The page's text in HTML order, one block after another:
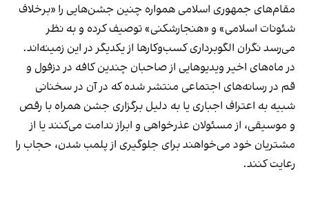
مقام‌های جمهوری اسلامی همواره چنین جشن‌هایی را «برخلاف
شئونات اسلامی» و «هنجارشکنی» توصیف کرده و به نظر
می‌رسد نگران الگوبرداری کسب‌وکارها از یکدیگر در این زمینه‌اند.
در ماه‌های اخیر ویدیوهایی از صاحبان چندین کافه در دزفول و
قم در رسانه‌های اجتماعی منتشر شده که در آن در سخنانی
شبیه به اعتراف اجباری یا به دلیل برگزاری جشن همراه با رقص
و موسیقی، از مسئولان عذرخواهی و ابراز ندامت می‌کنند یا از
مشتریان خود می‌خواهند برای جلوگیری از پلمب شدن، حجاب را
رعایت کنند.